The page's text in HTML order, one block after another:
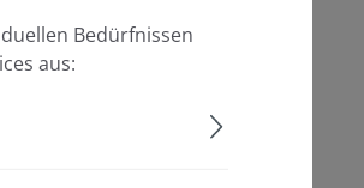
Bedürfnissen
aus: